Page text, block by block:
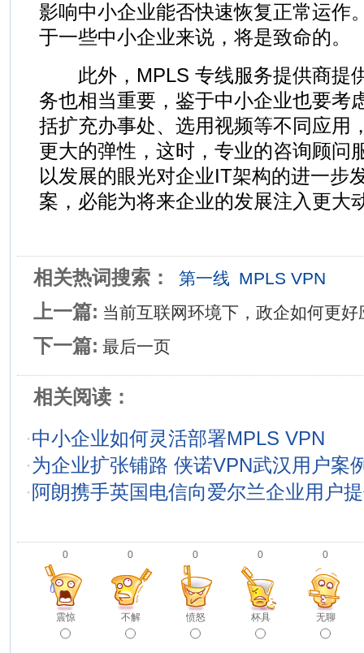
影响中小企业能否快速恢复正常运作
于一些中小企业来说，将是致命的。
此外，MPLS 专线服务提供商提
务也相当重要，鉴于中小企业也要考
括扩充办事处、选用视频等不同应用
更大的弹性，这时，专业的咨询顾问
以发展的眼光对企业IT架构的进一步
案，必能为将来企业的发展注入更大
相关热词搜索： 第一线 MPLS VPN
上一篇: 当前互联网环境下，政企如何更
下一篇: 最后一页
相关阅读：
·中小企业如何灵活部署MPLS VPN
·为企业扩张铺路 侠诺VPN武汉用户案
· 阿朗携手英国电信向爱尔兰企业用户
0
震惊
0
不解
0
愤怒
0
杯具
0
无聊